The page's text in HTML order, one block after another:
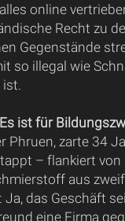
online
Recht zu
Gegenstände
so illegal wie
ist für
Phruen, zarte 34
– flankiert von
aus
das Geschäft
eine Firma